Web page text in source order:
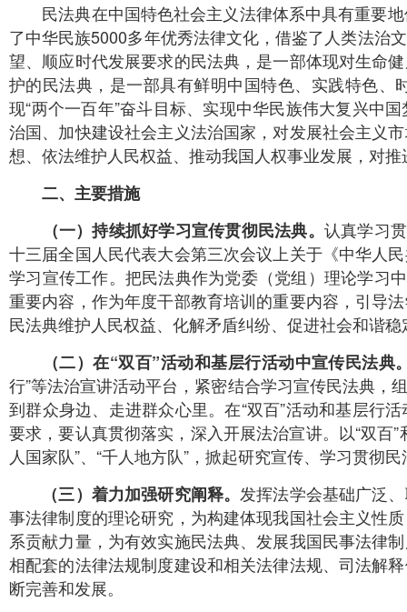
民法典在中国特色社会主义法律体系中具有重要地
了中华民族5000多年优秀法律文化，借鉴了人类法治
望、顺应时代发展要求的民法典，是一部体现对生命
护的民法典，是一部具有鲜明中国特色、实践特色
现“两个一百年”奋斗目标、实现中华民族伟大复兴中
治国、加快建设社会主义法治国家，对发展社会主义
想、依法维护人民权益、推动我国人权事业发展，对
二、主要措施
（一）持续抓好学习宣传贯彻民法典。 认真学习
十三届全国人民代表大会第三次会议上关于《中华人
学习宣传工作。把民法典作为党委（党组）理论学习
重要内容，作为年度干部教育培训的重要内容，引导
民法典维护人民权益、化解矛盾纠纷、促进社会和谐
（二）在“双百”活动和基层行活动中宣传民法典
行”等法治宣讲活动平台，紧密结合学习宣传民法典，
到群众身边、走进群众心里。在“双百”活动和基层行
要求，要认真贯彻落实，深入开展法治宣讲。以“双百
人国家队”、“千人地方队”，掀起研究宣传、学习贯彻
（三）着力加强研究阐释。发挥法学会基础广泛
事法律制度的理论研究，为构建体现我国社会主义性
系贡献力量，为有效实施民法典、发展我国民事法律
相配套的法律法规制度建设和相关法律法规、司法解
断完善和发展。